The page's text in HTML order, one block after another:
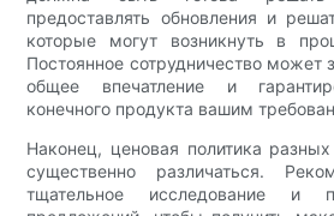
предоставлять обновления и
которые могут возникнуть в
Постоянное сотрудничество может
общее впечатление и
конечного продукта вашим
Наконец, ценовая политика
существенно различаться.
тщательное исследование и